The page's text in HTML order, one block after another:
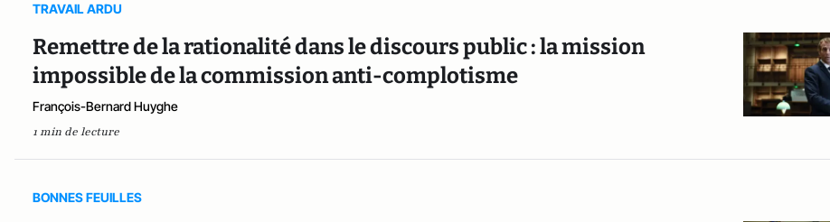
TRAVAIL ARDU
Remettre de la rationalité dans le discours public : la mission
impossible de la commission anti-complotisme
François-Bernard Huyghe
1 min de lecture
BONNES FEUILLES